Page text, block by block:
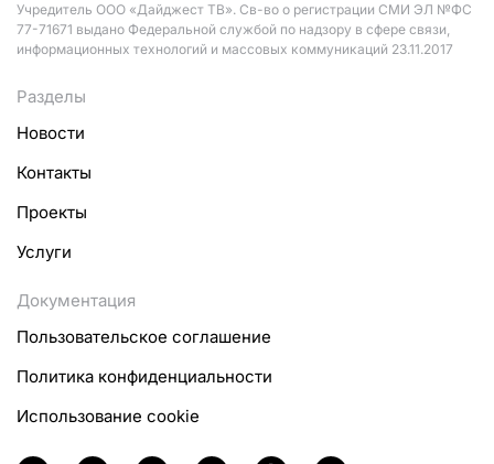
Учредитель ООО «Дайджест ТВ». Св-во о регистрации СМИ ЭЛ №ФС
77-71671 выдано Федеральной службой по надзору в сфере связи,
информационных технологий и массовых коммуникаций 23.11.2017
Разделы
Новости
Контакты
Проекты
Услуги
Документация
Пользовательское соглашение
Политика конфиденциальности
Использование cookie